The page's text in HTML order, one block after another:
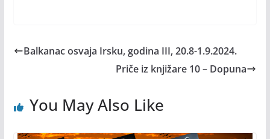
Balkanac osvaja Irsku, godina III, 20.8-1.9.2024.
Priče iz knjižare 10 – Dopuna
You May Also Like